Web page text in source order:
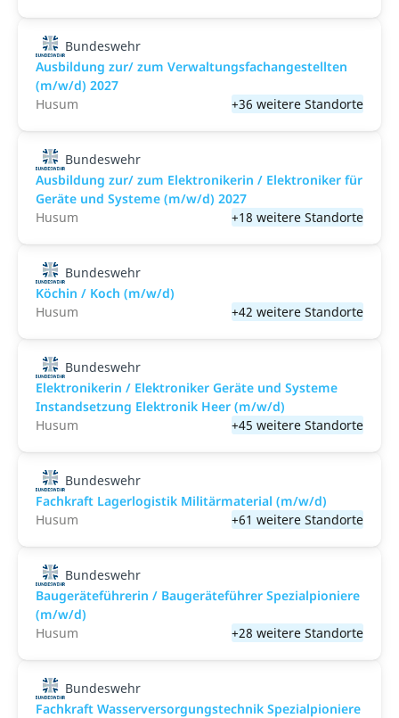
Bundeswehr
Ausbildung zur/ zum Verwaltungsfachangestellten
(m/w/d) 2027
Husum
+36 weitere Standorte
Bundeswehr
Ausbildung zur/ zum Elektronikerin / Elektroniker für
Geräte und Systeme (m/w/d) 2027
Husum
+18 weitere Standorte
Bundeswehr
Köchin / Koch (m/w/d)
Husum
+42 weitere Standorte
Bundeswehr
Elektronikerin / Elektroniker Geräte und Systeme
Instandsetzung Elektronik Heer (m/w/d)
Husum
+45 weitere Standorte
Bundeswehr
Fachkraft Lagerlogistik Militärmaterial (m/w/d)
Husum
+61 weitere Standorte
Bundeswehr
Baugeräteführerin / Baugeräteführer Spezialpioniere
(m/w/d)
Husum
+28 weitere Standorte
Bundeswehr
Fachkraft Wasserversorgungstechnik Spezialpioniere